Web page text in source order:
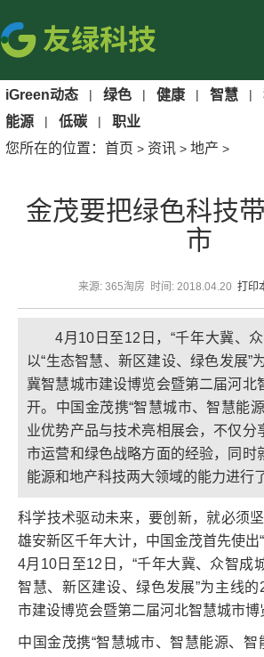
iGreen动态 | 绿色 | 健康 | 智慧 |
能源 | 低碳 |
职业
您所在的位置： 首页 > 资讯 > 地产 >
金茂要把绿色科技
市
来源: 365淘房 时间: 2018.04.20 打印
4月10日至12日，“千年大冀、众
以“生态智慧、新区建设、绿色发展”
冀智慧城市建设博览会暨第二届河北
开。中国金茂携“智慧城市、智慧能
业优势产品与技术亮相展会，不仅分
市运营和绿色战略方面的经验，同时
能源和地产科技两大领域的能力进行
科学技术驱动未来，要创新，就必须
雄安新区千年大计，中国金茂首先使出“
4月10日至12日，“千年大冀、众智成
智慧、新区建设、绿色发展”为主线
市建设博览会暨第二届河北智慧城市博
中国金茂携“智慧城市、智慧能源、智